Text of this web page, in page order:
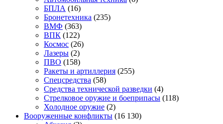
БПЛА (16)
Бронетехника (235)
ВМФ (363)
ВПК (122)
Космос (26)
Лазеры (2)
ПВО (158)
Ракеты и артиллерия (255)
Спецсредства (58)
Средства технической разведки (4)
Стрелковое оружие и боеприпасы (118)
Холодное оружие (2)
Вооруженные конфликты (16 130)